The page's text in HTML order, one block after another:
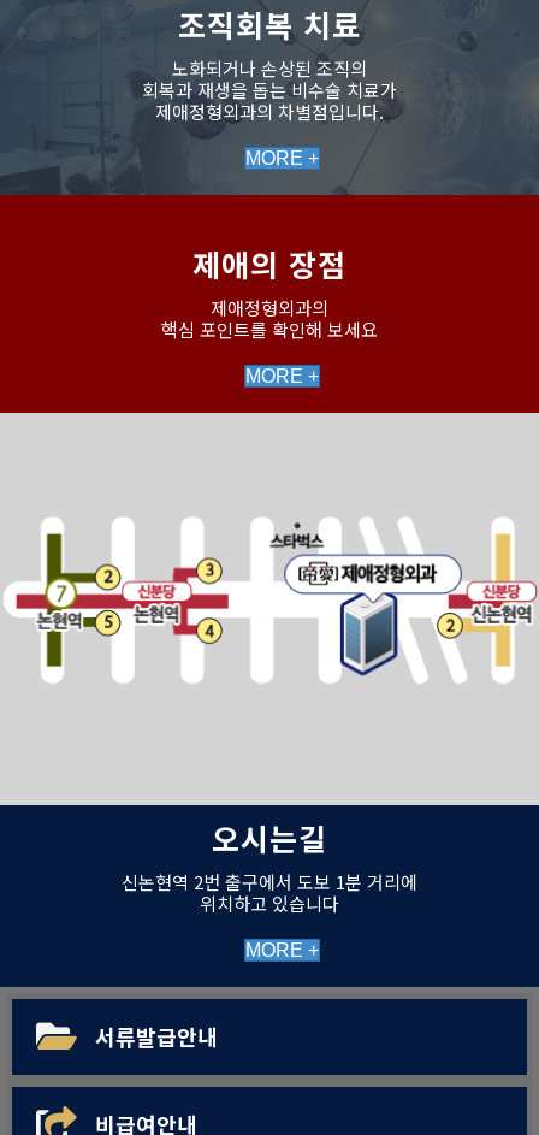
조직회복 치료
노화되거나 손상된 조직의
회복과 재생을 돕는 비수술 치료가
제애정형외과의 차별점입니다.
MORE +
제애의 장점
제애정형외과의
핵심 포인트를 확인해 보세요
MORE +
오시는길
신논현역 2번 출구에서 도보 1분 거리에
위치하고 있습니다
MORE +
서류발급안내
비급여안내